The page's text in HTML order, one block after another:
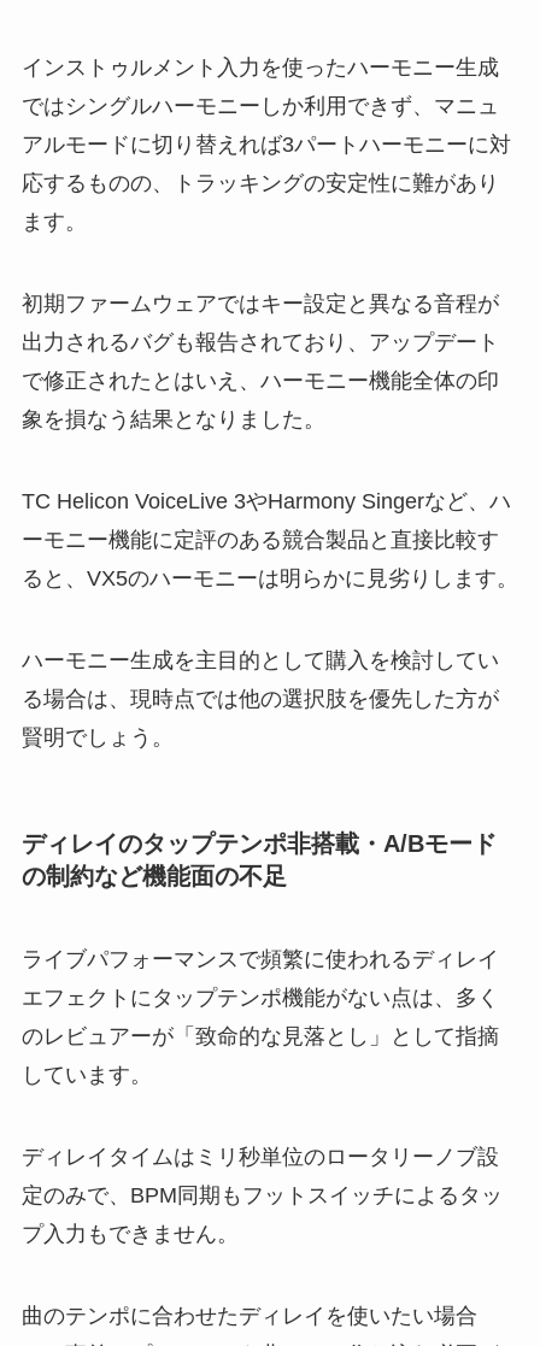
インストゥルメント入力を使ったハーモニー生成
ではシングルハーモニーしか利用できず、マニュ
アルモードに切り替えれば3パートハーモニーに対
応するものの、トラッキングの安定性に難があり
ます。
初期ファームウェアではキー設定と異なる音程が
出力されるバグも報告されており、アップデート
で修正されたとはいえ、ハーモニー機能全体の印
象を損なう結果となりました。
TC Helicon VoiceLive 3やHarmony Singerなど、ハ
ーモニー機能に定評のある競合製品と直接比較す
ると、VX5のハーモニーは明らかに見劣りします。
ハーモニー生成を主目的として購入を検討してい
る場合は、現時点では他の選択肢を優先した方が
賢明でしょう。
ディレイのタップテンポ非搭載・A/Bモード
の制約など機能面の不足
ライブパフォーマンスで頻繁に使われるディレイ
エフェクトにタップテンポ機能がない点は、多く
のレビュアーが「致命的な見落とし」として指摘
しています。
ディレイタイムはミリ秒単位のロータリーノブ設
定のみで、BPM同期もフットスイッチによるタッ
プ入力もできません。
曲のテンポに合わせたディレイを使いたい場合